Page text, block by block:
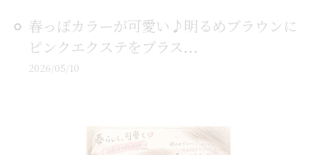
春っぽカラーが可愛い♪明るめブラウンに
ピンクエクステをプラス...
2026/05/10